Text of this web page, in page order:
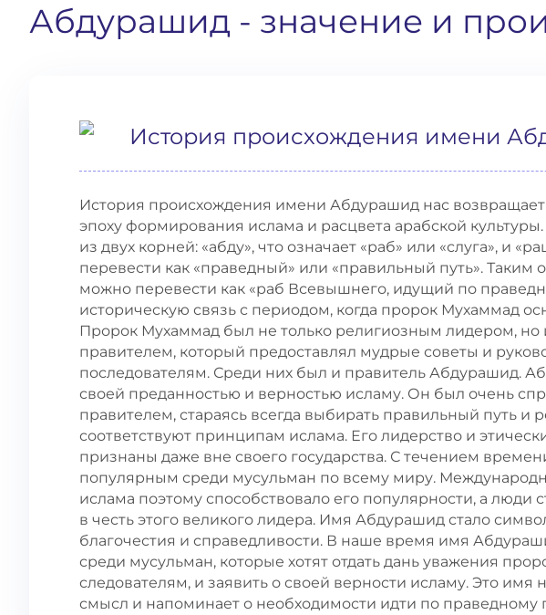
Абдурашид - значение и
История происхождения имени
История происхождения имени Абдурашид нас
эпоху формирования ислама и расцвета арабской
из двух корней: «абду», что означает «раб» или «слуга», и
перевести как «праведный» или «правильный путь».
можно перевести как «раб Всевышнего, идущий по
историческую связь с периодом, когда пророк Мухаммад
Пророк Мухаммад был не только религиозным лидером, но
правителем, который предоставлял мудрые советы и
последователям. Среди них был и правитель Абдурашид.
своей преданностью и верностью исламу. Он был очень
правителем, стараясь всегда выбирать правильный путь и
соответствуют принципам ислама. Его лидерство и
признаны даже вне своего государства. С течением
популярным среди мусульман по всему миру.
ислама поэтому способствовало его популярности, а люди
в честь этого великого лидера. Имя Абдурашид стало
благочестия и справедливости. В наше время имя
среди мусульман, которые хотят отдать дань уважения
следователям, и заявить о своей верности исламу. Это имя
смысл и напоминает о необходимости идти по праведному